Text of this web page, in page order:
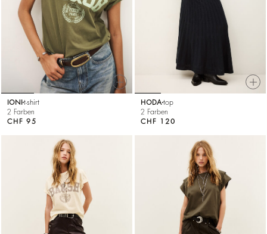
IONI t-shirt
2 Farben
CHF 95
HODAtop
2 Farben
CHF 120